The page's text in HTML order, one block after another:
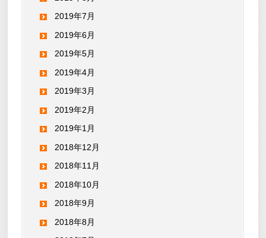
2019年7月
2019年6月
2019年5月
2019年4月
2019年3月
2019年2月
2019年1月
2018年12月
2018年11月
2018年10月
2018年9月
2018年8月